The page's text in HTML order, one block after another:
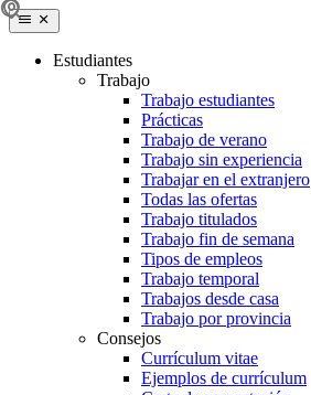
Estudiantes
Trabajo
Trabajo estudiantes
Prácticas
Trabajo de verano
Trabajo sin experiencia
Trabajar en el extranjero
Todas las ofertas
Trabajo titulados
Trabajo fin de semana
Tipos de empleos
Trabajo temporal
Trabajos desde casa
Trabajo por provincia
Consejos
Currículum vitae
Ejemplos de currículum